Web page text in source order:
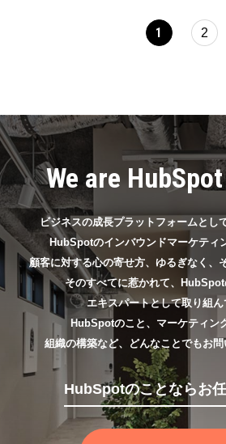
1 2
We are HubSpot
ビジネスの成長プラットフォームとし
HubSpotのインバウンドマーケティ
顧客に対する心の寄せ方、ゆるぎなく、
そのすべてに惹かれて、HubSpot
エキスパートとして取り組ん
HubSpotのこと、マーケティン
組織の構築など、どんなことでもお問
HubSpotのことならお